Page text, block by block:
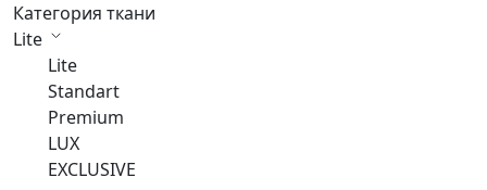
Категория ткани
Lite
Lite
Standart
Premium
LUX
EXCLUSIVE